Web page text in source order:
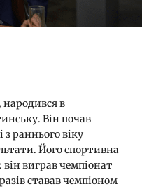
в
Він почав
з раннього віку
Його спортивна
він виграв чемпіонат
ставав чемпіоном